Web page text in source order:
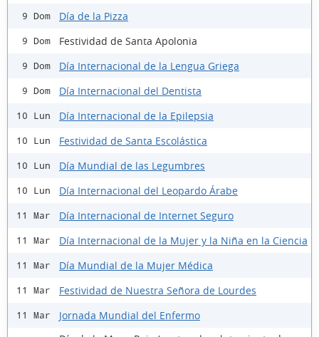
9 Dom Día de la Pizza
9 Dom Festividad de Santa Apolonia
9 Dom Día Internacional de la Lengua Griega
9 Dom Día Internacional del Dentista
10 Lun Día Internacional de la Epilepsia
10 Lun Festividad de Santa Escolástica
10 Lun Día Mundial de las Legumbres
10 Lun Día Internacional del Leopardo Árabe
11 Mar Día Internacional de Internet Seguro
11 Mar Día Internacional de la Mujer y la Niña en la Ciencia
11 Mar Día Mundial de la Mujer Médica
11 Mar Festividad de Nuestra Señora de Lourdes
11 Mar
Jornada Mundial del Enfermo